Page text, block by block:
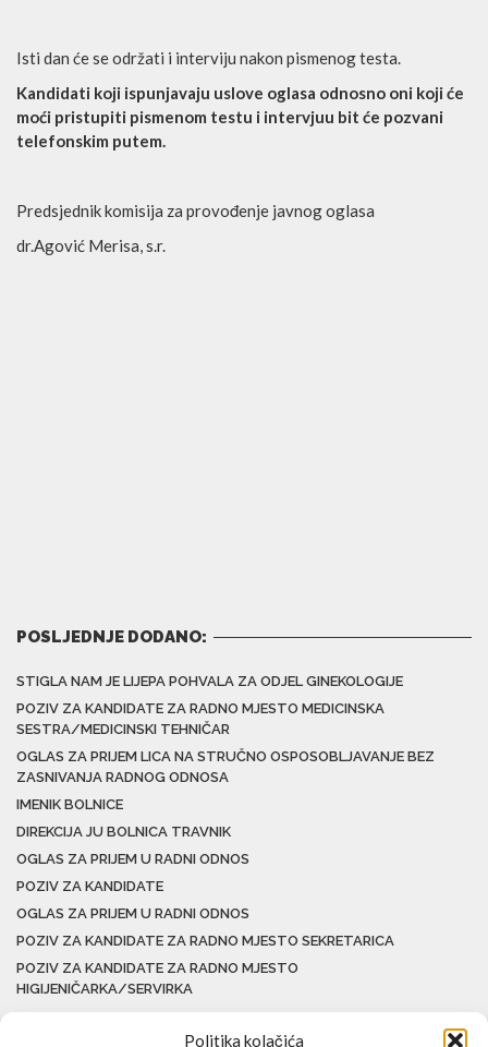
Politika kolačića
Isti dan će se održati i interviju nakon pismenog testa.
Kandidati koji ispunjavaju uslove oglasa odnosno oni koji će
moći pristupiti pismenom testu i intervjuu bit će pozvani
telefonskim putem.
Predsjednik komisija za provođenje javnog oglasa
dr.Agović Merisa, s.r.
POSLJEDNJE DODANO:
STIGLA NAM JE LIJEPA POHVALA ZA ODJEL GINEKOLOGIJE
POZIV ZA KANDIDATE ZA RADNO MJESTO MEDICINSKA
SESTRA/MEDICINSKI TEHNIČAR
OGLAS ZA PRIJEM LICA NA STRUČNO OSPOSOBLJAVANJE BEZ
ZASNIVANJA RADNOG ODNOSA
IMENIK BOLNICE
DIREKCIJA JU BOLNICA TRAVNIK
OGLAS ZA PRIJEM U RADNI ODNOS
POZIV ZA KANDIDATE
OGLAS ZA PRIJEM U RADNI ODNOS
POZIV ZA KANDIDATE ZA RADNO MJESTO SEKRETARICA
POZIV ZA KANDIDATE ZA RADNO MJESTO
HIGIJENIČARKA/SERVIRKA